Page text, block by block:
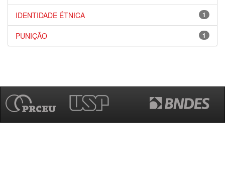
1
IDENTIDADE ÉTNICA
1
PUNIÇÃO